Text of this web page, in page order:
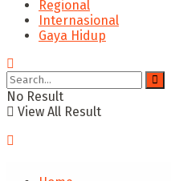
Regional
Internasional
Gaya Hidup
No Result
View All Result